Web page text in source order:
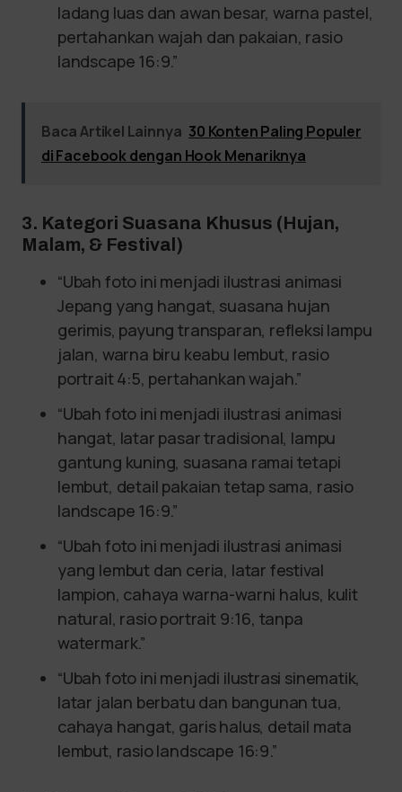
ladang luas dan awan besar, warna pastel,
pertahankan wajah dan pakaian, rasio
landscape 16:9.”
Baca Artikel Lainnya 30 Konten Paling Populer
di Facebook dengan Hook Menariknya
3. Kategori Suasana Khusus (Hujan,
Malam, & Festival)
“Ubah foto ini menjadi ilustrasi animasi
Jepang yang hangat, suasana hujan
gerimis, payung transparan, refleksi lampu
jalan, warna biru keabu lembut, rasio
portrait 4:5, pertahankan wajah.”
“Ubah foto ini menjadi ilustrasi animasi
hangat, latar pasar tradisional, lampu
gantung kuning, suasana ramai tetapi
lembut, detail pakaian tetap sama, rasio
landscape 16:9.”
“Ubah foto ini menjadi ilustrasi animasi
yang lembut dan ceria, latar festival
lampion, cahaya warna-warni halus, kulit
natural, rasio portrait 9:16, tanpa
watermark.”
“Ubah foto ini menjadi ilustrasi sinematik,
latar jalan berbatu dan bangunan tua,
cahaya hangat, garis halus, detail mata
lembut, rasio landscape 16:9.”